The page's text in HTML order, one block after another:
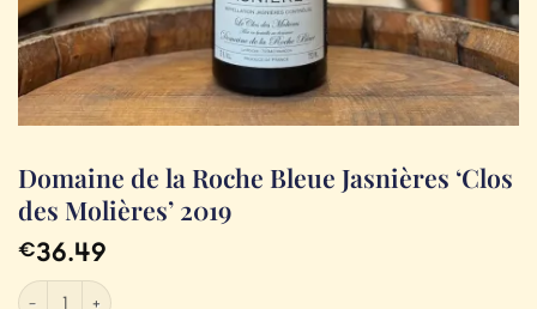
Domaine de la Roche Bleue Jasnières ‘Clos
des Molières’ 2019
€36.49
Domaine de la Roche Bleue Jasnières 'Clos des Molières' 2019 aantal